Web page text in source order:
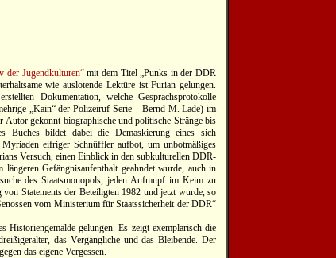
der Jugendkulturen“mit dem Titel „Punks in der DDR
wie auslotende Lektüre ist Furian gelungen.
Dokumentation, welche Gesprächsprotokolle
„Kain“ der Polizeiruf-Serie – Bernd M. Lade) im
Autor gekonnt biographische und politische Stränge bis
Buches bildet dabei die Demaskierung eines sich
eifriger Schnüffler aufbot, um unbotmäßiges
Versuch, einen Einblick in den subkulturellen DDR-
Gefängnisaufenthalt geahndet wurde, auch in
des Staatsmonopols, jeden Aufmupf im Keim zu
Statements der Beteiligten 1982 und jetzt wurde, so
vom Ministerium für Staatssicherheit der DDR“
Historiengemälde gelungen. Es zeigt exemplarisch die
das Vergängliche und das Bleibende. Der
das eigene Vergessen.